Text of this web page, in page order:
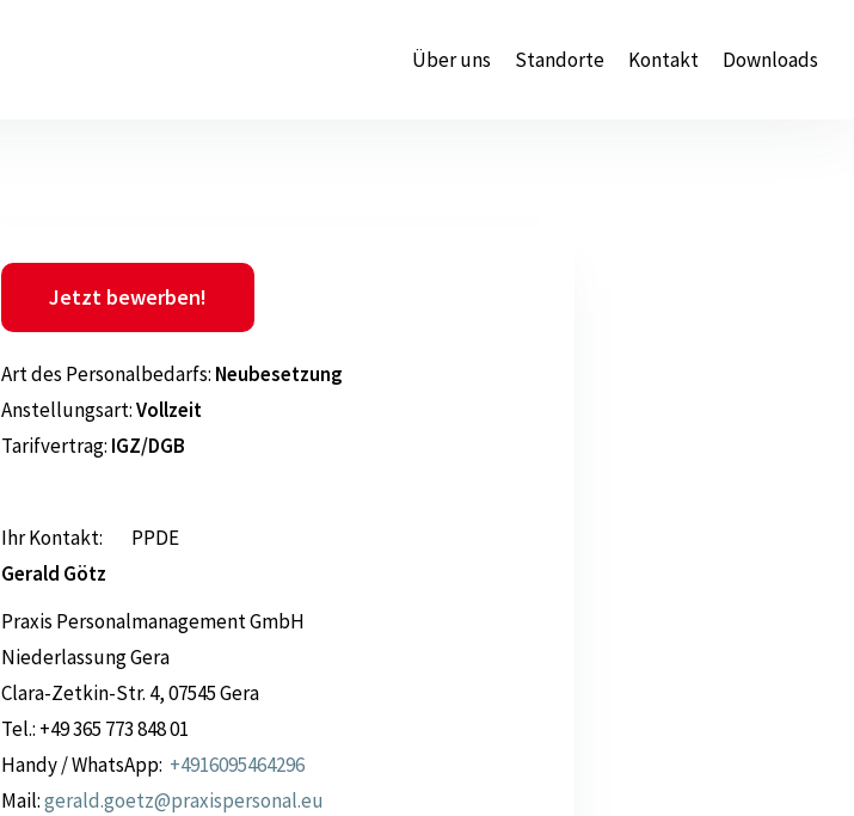
Über uns Standorte Kontakt Downloads
Jetzt bewerben!
Artdes Personalbedarfs: Neubesetzung
Anstellungsart:Vollzeit
Tarifvertrag: IGZ/DGB
Ihr Kontakt: PPDE
Gerald Götz
Praxis Personalmanagement GmbH
Niederlassung Gera
Clara-Zetkin-Str. 4, 07545 Gera
Tel.: +49 365 773 848 01
Handy / WhatsApp: +4916095464296
Mail:gerald.goetz@praxispersonal.eu